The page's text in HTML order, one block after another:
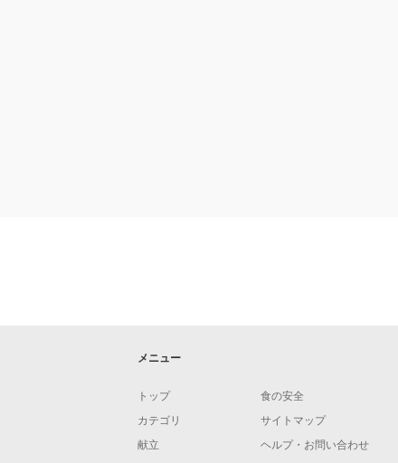
メニュー
トップ
カテゴリ
献立
食の安全
サイトマップ
ヘルプ・お問い合わせ